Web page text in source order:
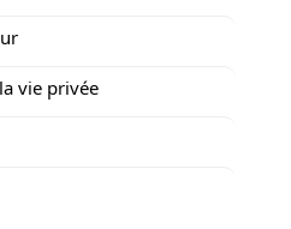
vie privée